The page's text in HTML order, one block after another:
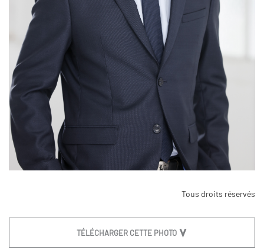
Tous droits réservés
TÉLÉCHARGER CETTE PHOTO